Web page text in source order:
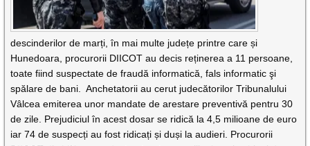
descinderilor de marți, în mai multe județe printre care și
Hunedoara, procurorii DIICOT au decis reținerea a 11 persoane,
toate fiind suspectate de fraudă informatică, fals informatic şi
spălare de bani. Anchetatorii au cerut judecătorilor Tribunalului
Vâlcea emiterea unor mandate de arestare preventivă pentru 30
de zile. Prejudiciul în acest dosar se ridică la 4,5 milioane de euro
iar 74 de suspecți au fost ridicați și duși la audieri. Procurorii